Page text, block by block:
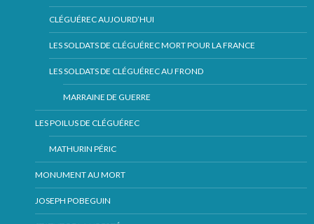
CLÉGUÉREC AUJOURD’HUI
LES SOLDATS DE CLÉGUÉREC MORT POUR LA FRANCE
LES SOLDATS DE CLÉGUÉREC AU FROND
MARRAINE DE GUERRE
LES POILUS DE CLÉGUÉREC
MATHURIN PÉRIC
MONUMENT AU MORT
JOSEPH POBEGUIN